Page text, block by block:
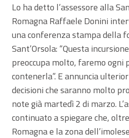
Lo ha detto l’assessore alla
Romagna Raffaele Donini
una conferenza stampa della
Sant’Orsola: “Questa
preoccupa molto, faremo ogni
contenerla”. E annuncia
decisioni che saranno molto
note già martedì 2 di marzo.
continuato a spiegare che,
Romagna e la zona